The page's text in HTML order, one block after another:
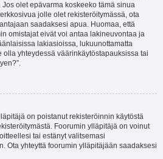
olet epävarma koskeeko tämä sinua
jolle olet rekisteröitymässä, ota
saadaksesi apua. Huomaa, että
omistajat eivät voi antaa lakineuvontaa ja
lakiasioissa, lukuunottamatta
olla yhteydessä väärinkäytöstapauksissa tai
on poistanut rekisteröinnin käytöstä
Foorumin ylläpitäjä on voinut
tai estänyt valitsemasi
Ota yhteyttä foorumin ylläpitäjään saadaksesi